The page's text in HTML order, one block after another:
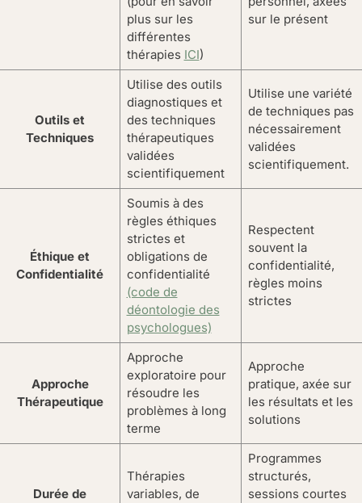
plus sur les
différentes
thérapies ICI)
sur le présent
Outils et
Techniques
Utilise des outils
diagnostiques et
des techniques
thérapeutiques
validées
scientifiquement
Utilise une variété
de techniques pas
nécessairement
validées
scientifiquement.
Éthique et
Confidentialité
Soumis à des
règles éthiques
strictes et
obligations de
confidentialité
(code de
déontologie des
psychologues)
Respectent
souvent la
confidentialité,
règles moins
strictes
Approche
Thérapeutique
Approche
exploratoire pour
résoudre les
problèmes à long
terme
Approche
pratique, axée sur
les résultats et les
solutions
Durée de
Thérapies
variables, de
Programmes
structurés,
sessions courtes